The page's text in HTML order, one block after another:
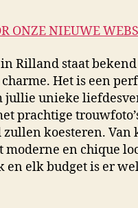
ONZE NIEUWE
Rilland staat
Het is een
jullie unieke
prachtige
koesteren. Van
moderne en chique
en elk budget is er